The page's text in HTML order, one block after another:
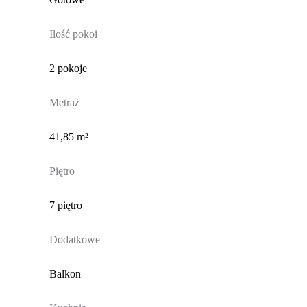
Ilość pokoi
2 pokoje
Metraż
41,85 m²
Piętro
7 piętro
Dodatkowe
Balkon